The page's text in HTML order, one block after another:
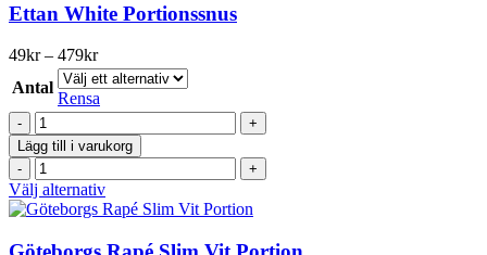
produktsidan
Ettan White Portionssnus
49kr – 479krPrisintervall:
49kr
till
479kr
Antal
Rensa
Ettan
White
Portionssnus
mängd
Lägg till i varukorg
Ettan
White
Portionssnus
Välj alternativDen
här
har